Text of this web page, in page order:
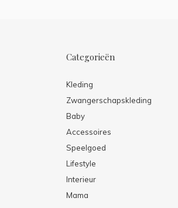
Categorieën
Kleding
Zwangerschapskleding
Baby
Accessoires
Speelgoed
Lifestyle
Interieur
Mama